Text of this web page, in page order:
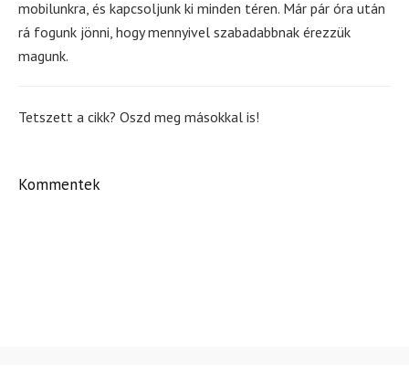
mobilunkra, és kapcsoljunk ki minden téren. Már pár óra után
rá fogunk jönni, hogy mennyivel szabadabbnak érezzük
magunk.
Tetszett a cikk? Oszd meg másokkal is!
Kommentek